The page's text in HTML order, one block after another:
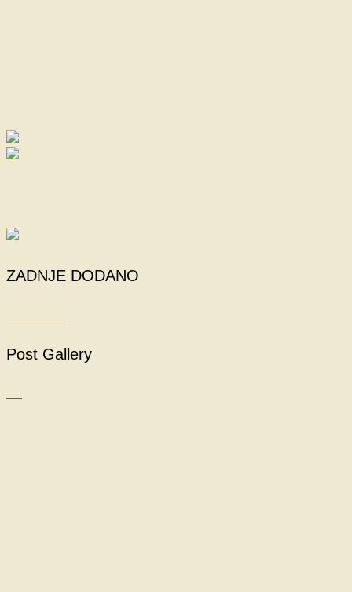
ZADNJE DODANO
Post Gallery